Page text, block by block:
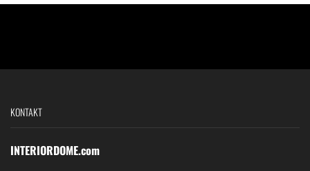
KONTAKT
INTERIORDOME.com